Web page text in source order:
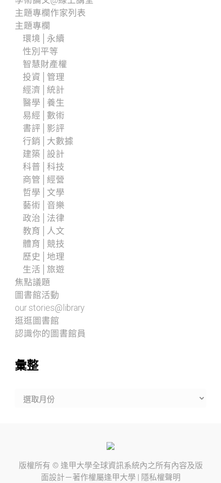
主題專欄作家列表
主題專欄
環境│永續
性別平等
智慧財產權
投資│管理
經濟│統計
醫學│養生
易經│數術
書評│影評
行銷│大數據
建築│設計
科普│科技
商管│經營
哲學│文學
藝術│音樂
政治│法律
教育│人文
體育│競技
歷史│地理
生活│旅遊
焦點議題
圖書館活動
our stories@library
逛逛圖書館
認識你的圖書館員
彙整
版權所有 © 逢甲大學全球資訊系統內之所有內容及版
面設計－著作權屬逢甲大學 | 隱私權聲明